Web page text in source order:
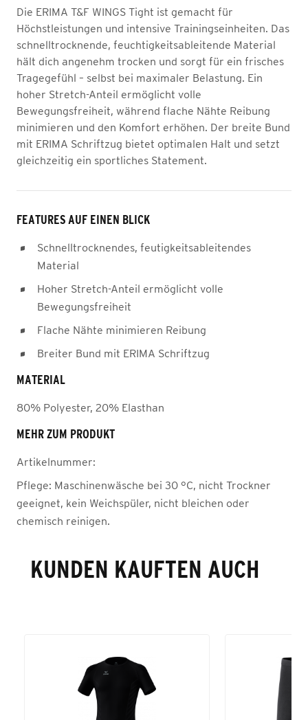
Die ERIMA T&F WINGS Tight ist gemacht für
Höchstleistungen und intensive Trainingseinheiten. Das
schnelltrocknende, feuchtigkeitsableitende Material
hält dich angenehm trocken und sorgt für ein frisches
Tragegefühl – selbst bei maximaler Belastung. Ein
hoher Stretch-Anteil ermöglicht volle
Bewegungsfreiheit, während flache Nähte Reibung
minimieren und den Komfort erhöhen. Der breite Bund
mit ERIMA Schriftzug bietet optimalen Halt und setzt
gleichzeitig ein sportliches Statement.
FEATURES AUF EINEN BLICK
Schnelltrocknendes, feutigkeitsableitendes
Material
Hoher Stretch-Anteil ermöglicht volle
Bewegungsfreiheit
Flache Nähte minimieren Reibung
Breiter Bund mit ERIMA Schriftzug
MATERIAL
80% Polyester, 20% Elasthan
MEHR ZUM PRODUKT
Artikelnummer:
Pflege: Maschinenwäsche bei 30 °C, nicht Trockner
geeignet, kein Weichspüler, nicht bleichen oder
chemisch reinigen.
KUNDEN KAUFTEN AUCH